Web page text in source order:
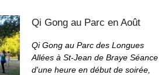
Qi Gong au Parc en Août
Qi Gong au Parc des Longues
Allées à St-Jean de Braye Séance
d'une heure en début de soirée,